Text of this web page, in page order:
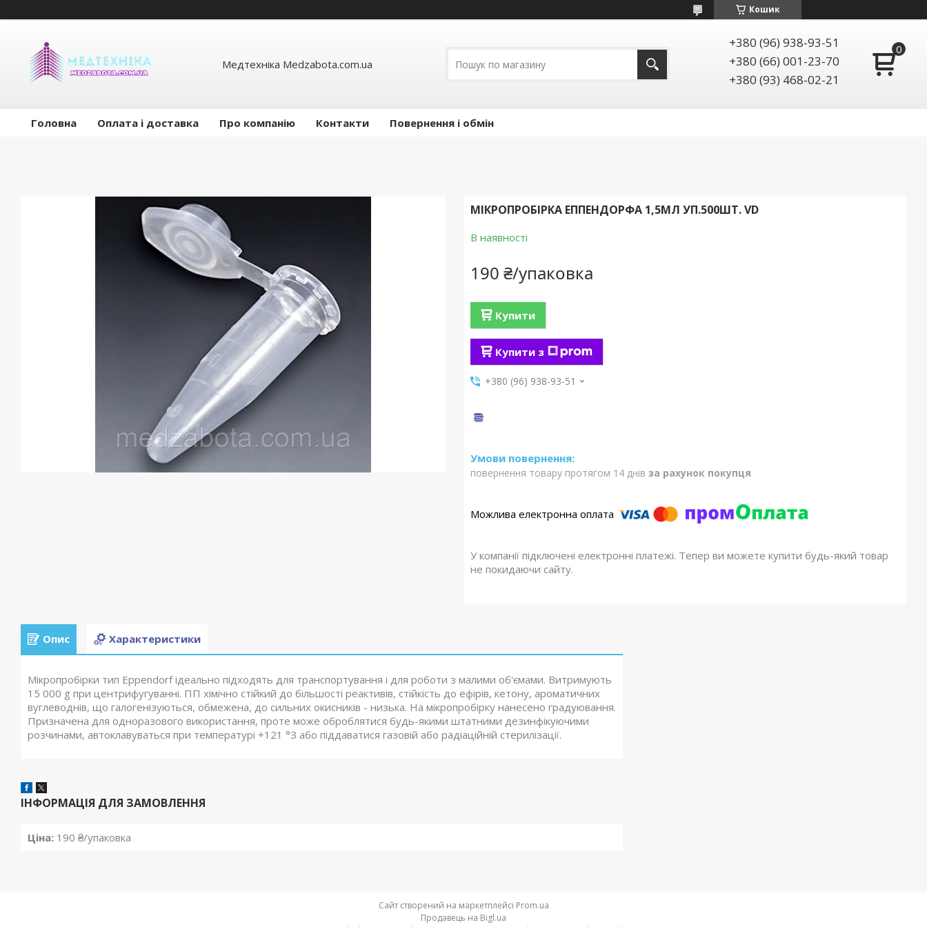
Кошик
Медтехніка Medzabota.com.ua
+380 (96) 938-93-51
+380 (66) 001-23-70
+380 (93) 468-02-21
Головна Оплата і доставка Про компанію Контакти Повернення і обмін
МІКРОПРОБІРКА ЕППЕНДОРФА 1,5МЛ УП.500ШТ. VD
В наявності
190 ₴/упаковка
Купити
Купити з
+380 (96) 938-93-51
повернення товару протягом 14 днів за рахунок покупця
У компанії підключені електронні платежі. Тепер ви можете купити будь-який товар
не покидаючи сайту.
Опис Характеристики
Мікропробірки тип Eppendorf ідеально підходять для транспортування і для роботи з малими об'ємами. Витримують
15 000 g при центрифугуванні. ПП хімічно стійкий до більшості реактивів, стійкість до ефірів, кетону, ароматичних
вуглеводнів, що галогенізуються, обмежена, до сильних окисників - низька. На мікропробірку нанесено градуювання.
Призначена для одноразового використання, проте може оброблятися будь-якими штатними дезинфікуючими
розчинами, автоклавуваться при температурі +121 °З або піддаватися газовій або радіаційній стерилізації.
ІНФОРМАЦІЯ ДЛЯ ЗАМОВЛЕННЯ
Ціна: 190 ₴/упаковка
Сайт створений на маркетплейсі Prom.ua
Продавець на Bigl.ua